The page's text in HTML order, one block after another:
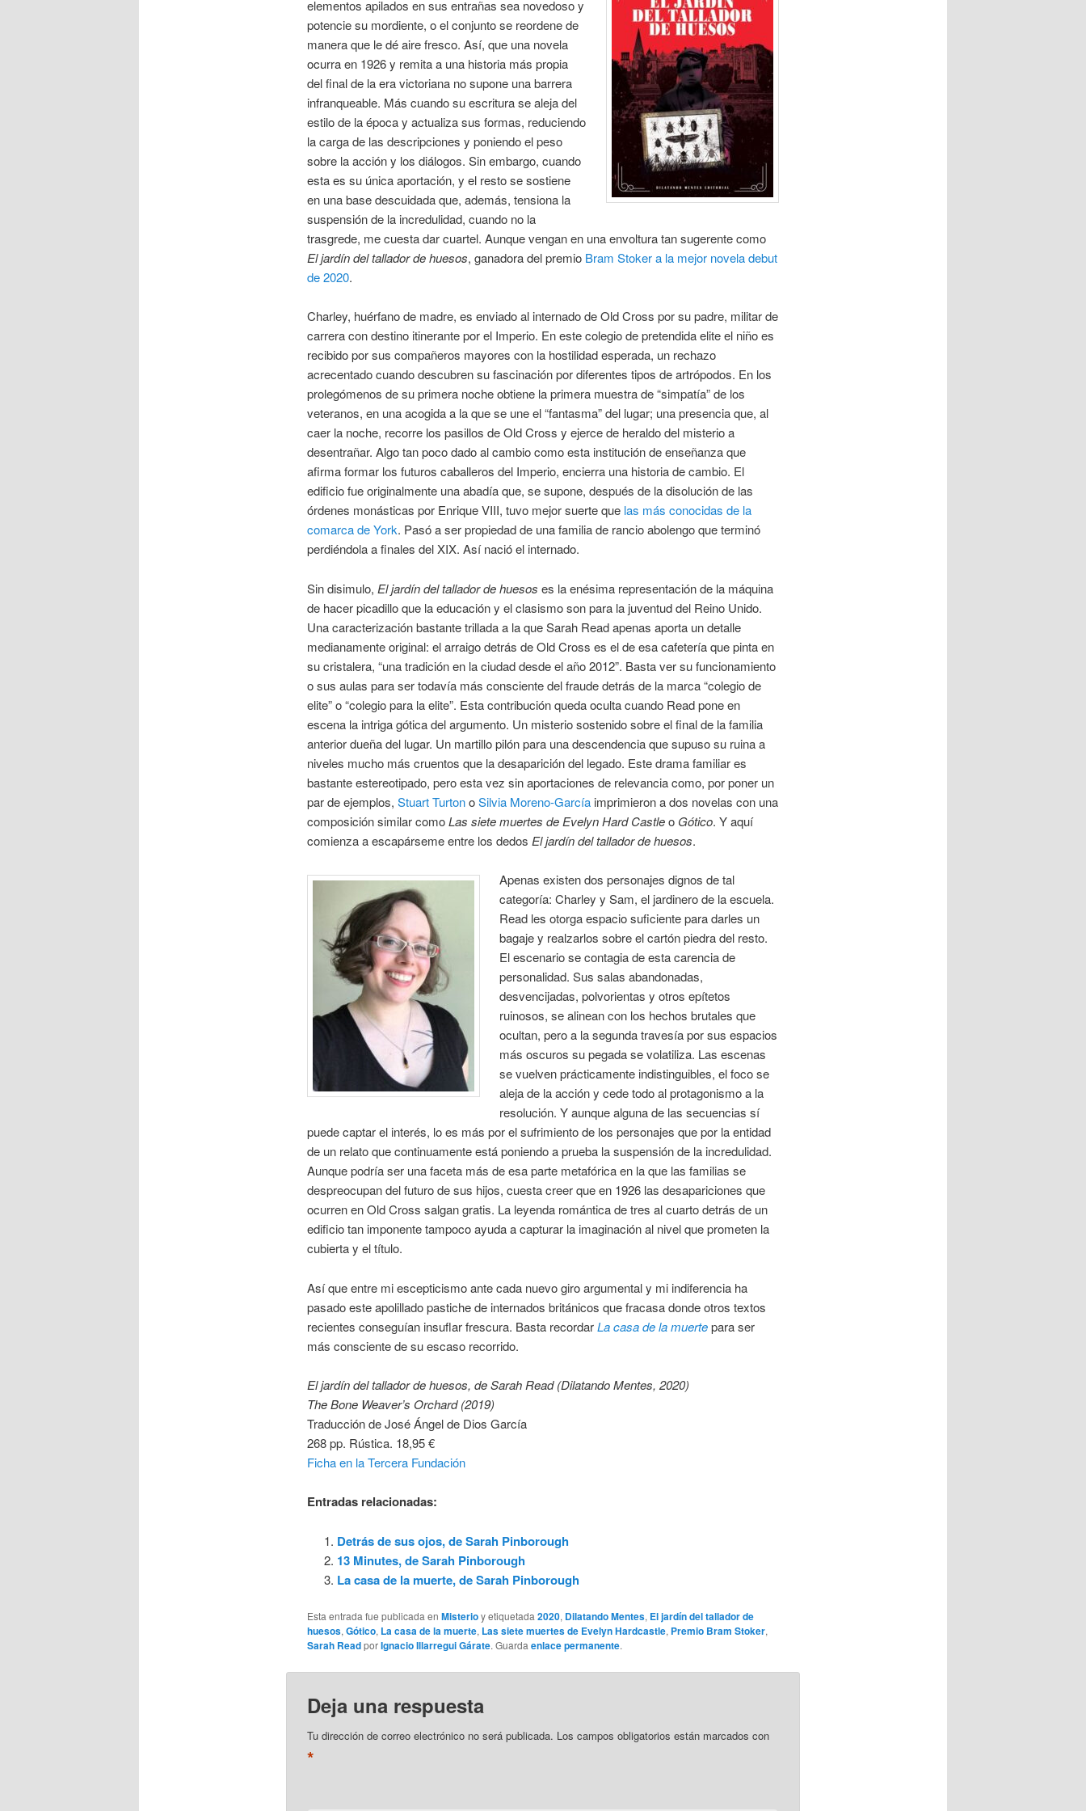
elementos apilados en sus entrañas sea novedoso y
potencie su mordiente, o el conjunto se reordene de
manera que le dé aire fresco. Así, que una novela
ocurra en 1926 y remita a una historia más propia
del final de la era victoriana no supone una barrera
infranqueable. Más cuando su escritura se aleja del
estilo de la época y actualiza sus formas, reduciendo
la carga de las descripciones y poniendo el peso
sobre la acción y los diálogos. Sin embargo, cuando
esta es su única aportación, y el resto se sostiene
en una base descuidada que, además, tensiona la
suspensión de la incredulidad, cuando no la
trasgrede, me cuesta dar cuartel. Aunque vengan en una envoltura tan sugerente como
El jardín del tallador de huesos, ganadora del premio Bram Stoker a la mejor novela debut
de 2020.
Charley, huérfano de madre, es enviado al internado de Old Cross por su padre, militar de
carrera con destino itinerante por el Imperio. En este colegio de pretendida elite el niño es
recibido por sus compañeros mayores con la hostilidad esperada, un rechazo
acrecentado cuando descubren su fascinación por diferentes tipos de artrópodos. En los
prolegómenos de su primera noche obtiene la primera muestra de “simpatía” de los
veteranos, en una acogida a la que se une el “fantasma” del lugar; una presencia que, al
caer la noche, recorre los pasillos de Old Cross y ejerce de heraldo del misterio a
desentrañar. Algo tan poco dado al cambio como esta institución de enseñanza que
afirma formar los futuros caballeros del Imperio, encierra una historia de cambio. El
edificio fue originalmente una abadía que, se supone, después de la disolución de las
órdenes monásticas por Enrique VIII, tuvo mejor suerte que las más conocidas de la
comarca de York. Pasó a ser propiedad de una familia de rancio abolengo que terminó
perdiéndola a finales del XIX. Así nació el internado.
Sin disimulo, El jardín del tallador de huesos es la enésima representación de la máquina
de hacer picadillo que la educación y el clasismo son para la juventud del Reino Unido.
Una caracterización bastante trillada a la que Sarah Read apenas aporta un detalle
medianamente original: el arraigo detrás de Old Cross es el de esa cafetería que pinta en
su cristalera, “una tradición en la ciudad desde el año 2012”. Basta ver su funcionamiento
o sus aulas para ser todavía más consciente del fraude detrás de la marca “colegio de
elite” o “colegio para la elite”. Esta contribución queda oculta cuando Read pone en
escena la intriga gótica del argumento. Un misterio sostenido sobre el final de la familia
anterior dueña del lugar. Un martillo pilón para una descendencia que supuso su ruina a
niveles mucho más cruentos que la desaparición del legado. Este drama familiar es
bastante estereotipado, pero esta vez sin aportaciones de relevancia como, por poner un
par de ejemplos, Stuart TurtonoSilvia Moreno-Garcíaimprimieron a dos novelas con una
composición similar comoLas siete muertes de Evelyn Hard Castleo Gótico. Y aquí
comienza a escapárseme entre los dedos El jardín del tallador de huesos.
Apenas existen dos personajes dignos de tal
categoría: Charley y Sam, el jardinero de la escuela.
Read les otorga espacio suficiente para darles un
bagaje y realzarlos sobre el cartón piedra del resto.
El escenario se contagia de esta carencia de
personalidad. Sus salas abandonadas,
desvencijadas, polvorientas y otros epítetos
ruinosos, se alinean con los hechos brutales que
ocultan, pero a la segunda travesía por sus espacios
más oscuros su pegada se volatiliza. Las escenas
se vuelven prácticamente indistinguibles, el foco se
aleja de la acción y cede todo al protagonismo a la
resolución. Y aunque alguna de las secuencias sí
puede captar el interés, lo es más por el sufrimiento de los personajes que por la entidad
de un relato que continuamente está poniendo a prueba la suspensión de la incredulidad.
Aunque podría ser una faceta más de esa parte metafórica en la que las familias se
despreocupan del futuro de sus hijos, cuesta creer que en 1926 las desapariciones que
ocurren en Old Cross salgan gratis. La leyenda romántica de tres al cuarto detrás de un
edificio tan imponente tampoco ayuda a capturar la imaginación al nivel que prometen la
cubierta y el título.
Así que entre mi escepticismo ante cada nuevo giro argumental y mi indiferencia ha
pasado este apolillado pastiche de internados británicos que fracasa donde otros textos
recientes conseguían insuflar frescura. Basta recordarLa casa de la muertepara ser
más consciente de su escaso recorrido.
El jardín del tallador de huesos, de Sarah Read (Dilatando Mentes, 2020)
The Bone Weaver’s Orchard (2019)
Traducción de José Ángel de Dios García
268 pp. Rústica. 18,95 €
Ficha en la Tercera Fundación
Entradas relacionadas:
Detrás de sus ojos, de Sarah Pinborough
13 Minutes, de Sarah Pinborough
La casa de la muerte, de Sarah Pinborough
Esta entrada fue publicada en Misterioy etiquetada 2020, Dilatando Mentes, El jardín del tallador de
huesos, Gótico, La casa de la muerte, Las siete muertes de Evelyn Hardcastle, Premio Bram Stoker,
Sarah ReadporIgnacio Illarregui Gárate. Guarda enlace permanente.
Deja una respuesta
Tu dirección de correo electrónico no será publicada. Los campos obligatorios están marcados con
*